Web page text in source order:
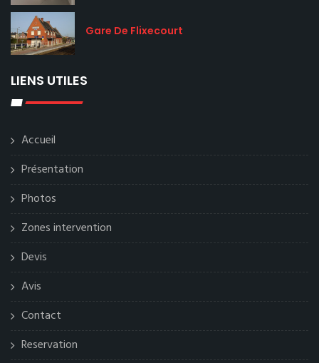
Gare De Flixecourt
LIENS UTILES
Accueil
Présentation
Photos
Zones intervention
Devis
Avis
Contact
Reservation